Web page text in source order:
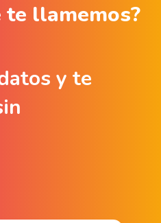
te llamemos?
y te